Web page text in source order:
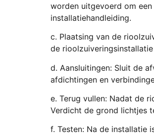
worden uitgevoerd om
installatiehandleiding.
c. Plaatsing van de
de
d. Aansluitingen: Sluit de
afdichtingen en
e. Terug vullen: Nadat de
Verdicht de grond lichtjes
f. Testen: Na de installatie